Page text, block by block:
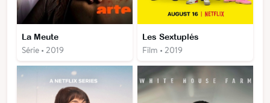
La Meute
Série • 2019
Les Sextuplés
Film • 2019